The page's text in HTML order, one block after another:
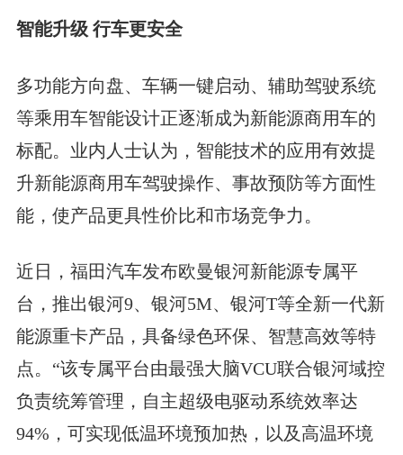
智能升级 行车更安全
多功能方向盘、车辆一键启动、辅助驾驶系统
等乘用车智能设计正逐渐成为新能源商用车的
标配。业内人士认为，智能技术的应用有效提
升新能源商用车驾驶操作、事故预防等方面性
能，使产品更具性价比和市场竞争力。
近日，福田汽车发布欧曼银河新能源专属平
台，推出银河9、银河5M、银河T等全新一代新
能源重卡产品，具备绿色环保、智慧高效等特
点。“该专属平台由最强大脑VCU联合银河域控
负责统筹管理，自主超级电驱动系统效率达
94%，可实现低温环境预加热，以及高温环境